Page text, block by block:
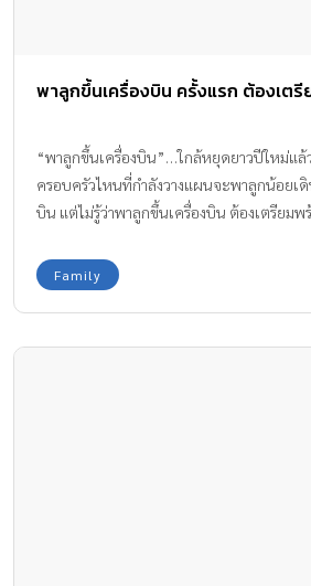
พาลูกขึ้นเครื่องบิน ครั้งแรก ต้องเตรี
“พาลูกขึ้นเครื่องบิน”…ใกล้หยุดยาวปีใหม่
ครอบครัวไหนที่กำลังวางแผนจะพาลูกน้อยเดิ
บิน แต่ไม่รู้ว่าพาลูกขึ้นเครื่องบิน ต้องเตรียมพร้
แนะนำในการเตรียมพร้อม พาลูกขึ้นเครื่องบิน
พร้อมทั้งเอกสารต่างๆ ที่ต้องเตรียมมาฝากกันค่ะ
Family